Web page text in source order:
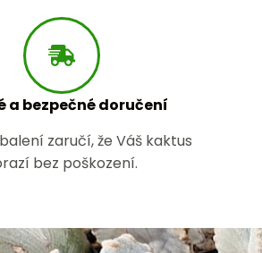
a bezpečné doručení
zaručí, že Váš kaktus
bez poškození.